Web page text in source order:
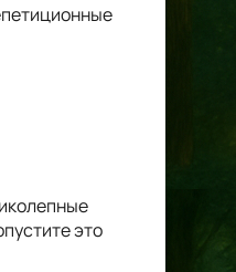
это